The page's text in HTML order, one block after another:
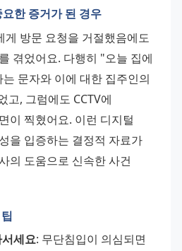
한 증거가 된 경우
게 방문 요청을 거절했음에도
겪었어요. 다행히 "오늘 집에
문자와 이에 대한 집주인의
고, 그럼에도 CCTV에
이 찍혔어요. 이런 디지털
을 입증하는 결정적 자료가
의 도움으로 신속한 사건
세요: 무단침입이 의심되면